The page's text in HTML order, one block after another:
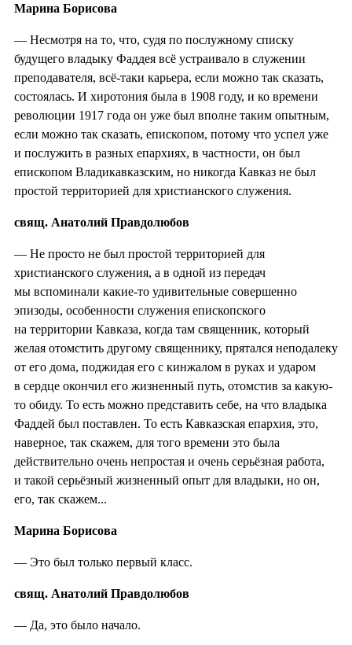
Марина Борисова
— Несмотря на то, что, судя по послужному списку
будущего владыку Фаддея всё устраивало в служении
преподавателя, всё-таки карьера, если можно так сказать,
состоялась. И хиротония была в 1908 году, и ко времени
революции 1917 года он уже был вполне таким опытным,
если можно так сказать, епископом, потому что успел уже
и послужить в разных епархиях, в частности, он был
епископом Владикавказским, но никогда Кавказ не был
простой территорией для христианского служения.
свящ. Анатолий Правдолюбов
— Не просто не был простой территорией для
христианского служения, а в одной из передач
мы вспоминали какие-то удивительные совершенно
эпизоды, особенности служения епископского
на территории Кавказа, когда там священник, который
желая отомстить другому священнику, прятался неподалеку
от его дома, поджидая его с кинжалом в руках и ударом
в сердце окончил его жизненный путь, отомстив за какую-
то обиду. То есть можно представить себе, на что владыка
Фаддей был поставлен. То есть Кавказская епархия, это,
наверное, так скажем, для того времени это была
действительно очень непростая и очень серьёзная работа,
и такой серьёзный жизненный опыт для владыки, но он,
его, так скажем...
Марина Борисова
— Это был только первый класс.
свящ. Анатолий Правдолюбов
— Да, это было начало.